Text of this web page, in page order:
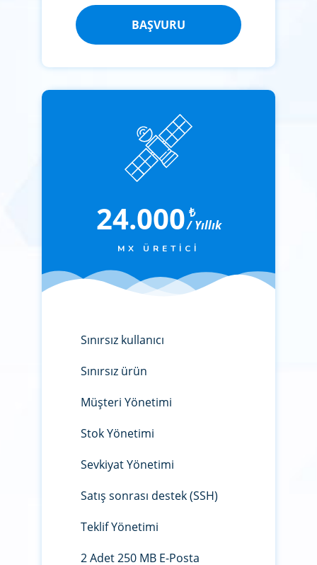
BAŞVURU
24.000 ₺
/ Yıllık
MX ÜRETICI
Sınırsız kullanıcı
Sınırsız ürün
Müşteri Yönetimi
Stok Yönetimi
Sevkiyat Yönetimi
Satış sonrası destek (SSH)
Teklif Yönetimi
2 Adet 250 MB E-Posta